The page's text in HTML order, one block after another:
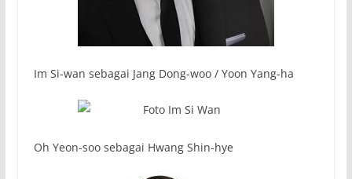
Im Si-wan sebagai Jang Dong-woo / Yoon Yang-ha
Oh Yeon-soo sebagai Hwang Shin-hye